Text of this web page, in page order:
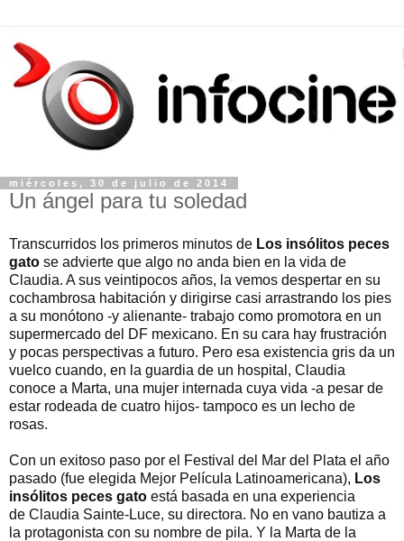
miércoles, 30 de julio de 2014
Un ángel para tu soledad
Transcurridos los primeros minutos de Los insólitos peces
gato se advierte que algo no anda bien en la vida de
Claudia. A sus veintipocos años, la vemos despertar en su
cochambrosa habitación y dirigirse casi arrastrando los pies
a su monótono -y alienante- trabajo como promotora en un
supermercado del DF mexicano. En su cara hay frustración
y pocas perspectivas a futuro. Pero esa existencia gris da un
vuelco cuando, en la guardia de un hospital, Claudia
conoce a Marta, una mujer internada cuya vida -a pesar de
estar rodeada de cuatro hijos- tampoco es un lecho de
rosas.
Con un exitoso paso por el Festival del Mar del Plata el año
pasado (fue elegida Mejor Película Latinoamericana), Los
insólitos peces gato está basada en una experiencia
de Claudia Sainte-Luce, su directora. No en vano bautiza a
la protagonista con su nombre de pila. Y la Marta de la